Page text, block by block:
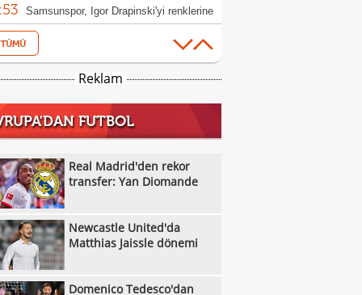
yükseldi
Samsunspor, Igor Drapinski'yi renklerine
Karşıyaka'nın potada ilk iki maçı
Özgür Önver'den yeni sezon mesajı:
Trabzonspor Muhammed Salah'ın
uzattı
Trendyol 1. Lig sezonun ilk hafta
açıklandı
Denizli İdmanyurdu'ndan orta saha
Muğlaspor, Akil'i yine kiraladı
Somaspor'da transfer sürüyor
Reklam
FUTBOL
Real Madrid'den rekor
transfer: Yan Diomande
Newcastle United'da
Matthias Jaissle dönemi
Domenico Tedesco'dan